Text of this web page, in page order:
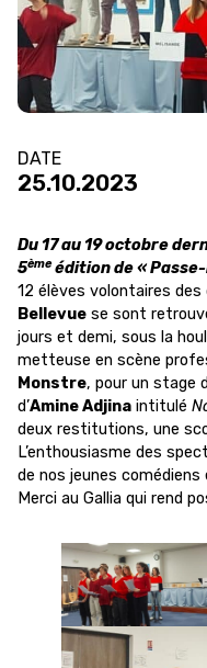
DATE
25.10.2023
Du 17 au 19 octobre
5èmeédition de «
12 élèves volontaires
Bellevue se sont
jours et demi, sous la
metteuse en scène
Monstre, pour un stage
d’Amine Adjina intitulé
deux restitutions, une
L’enthousiasme des
de nos jeunes comédiens
Merci au Gallia qui rend